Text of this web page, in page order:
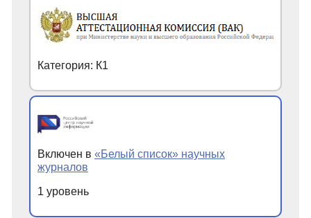
Категория: К1
Включен в «Белый список» научных
журналов
1 уровень